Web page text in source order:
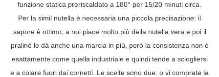
funzione statica preriscaldato a 180° per 15/20 minuti circa.
Per la simil nutella è necessaria una piccola precisazione: il
sapore è ottimo, a noi piace molto più della nutella vera e poi il
praliné le dà anche una marcia in più, però la consistenza non è
esattamente come quella industriale e quindi tende a sciogliersi
e a colare fuori dai cornetti. Le scelte sono due: o vi comprate la